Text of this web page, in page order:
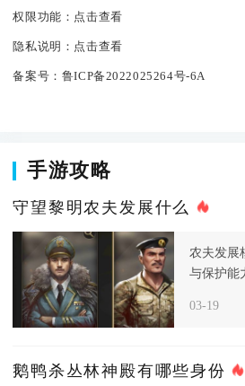
权限功能： 点击查看
隐私说明： 点击查看
备案号： 鲁ICP备2022025264号-6A
手游攻略
守望黎明农夫发展什么
农夫发展
与保护能
源和食
03-19
鹅鸭杀丛林神殿有哪些身份